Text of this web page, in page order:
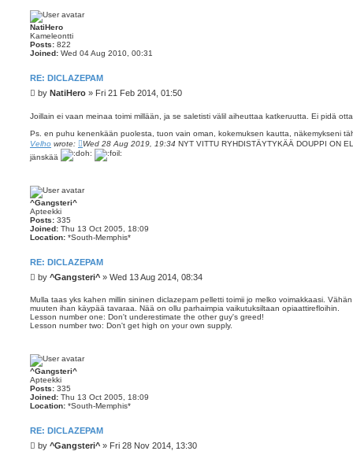
NatiHero
Kameleontti
Posts: 822
Joined: Wed 04 Aug 2010, 00:31
RE: DICLAZEPAM
P
s
by NatiHero » Fri 21 Feb 2014, 01:50
Joillain ei vaan meinaa toimi millään, ja se saletisti välil aiheuttaa katkeruutta. Ei pidä
Ps. en puhu kenenkään puolesta, tuon vain oman, kokemuksen kautta, näkemykseni
Velho wrote: Wed 28 Aug 2019, 19:34 NYT VITTU RYHDISTÄYTYKÄÄ DOUPPI ON
jänskää
^Gangsteri^
Apteekki
Posts: 335
Joined: Thu 13 Oct 2005, 18:09
Location: *South-Memphis*
RE: DICLAZEPAM
P
s
t
by ^Gangsteri^ » Wed 13 Aug 2014, 08:34
Mulla taas yks kahen millin sininen diclazepam pelletti toimii jo melko voimakkaasi.
muuten ihan käypää tavaraa. Nää on ollu parhaimpia vaikutuksiltaan opiaattirefloihin.
Lesson number one: Don't underestimate the other guy's greed!
Lesson number two: Don't get high on your own supply.
^Gangsteri^
Apteekki
Posts: 335
Joined: Thu 13 Oct 2005, 18:09
Location: *South-Memphis*
RE: DICLAZEPAM
Pby ^Gangsteri^ » Fri 28 Nov 2014, 13:30